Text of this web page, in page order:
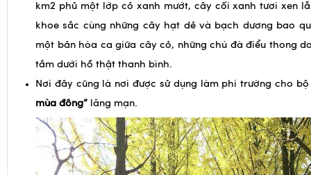
km2 phủ một lớp cỏ xanh mướt, cây cối xanh tươi xen
khoe sắc cùng những cây hạt dẻ và bạch dương bao
một bản hòa ca giữa cây cỏ, những chú đà điểu thong
tắm dưới hồ thật thanh bình.
Nơi đây cũng là nơi được sử dụng làm phi trường cho
mùa đông”
lãng mạn.